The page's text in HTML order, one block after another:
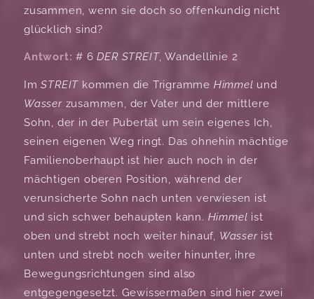
zusammen, wenn sie doch so offenkundig nicht
glücklich sind?
Antwort: # 6DER STREIT, Wandellinie 2
ImSTREIT kommen die Trigramme Himmel und
Wasserzusammen, der Vater und der mittlere
Sohn, der in der Pubertät um sein eigenes Ich,
seinen eigenen Weg ringt. Das ohnehin mächtige
Familienoberhaupt ist hier auch noch in der
mächtigen oberen Position, während der
verunsicherte Sohn nach unten verwiesen ist
und sich schwer behaupten kann. Himmel ist
oben und strebt noch weiter hinauf, Wasserist
unten und strebt noch weiter hinunter, ihre
Bewegungsrichtungen sind also
entgegengesetzt. Gewissermaßen sind hier zwei